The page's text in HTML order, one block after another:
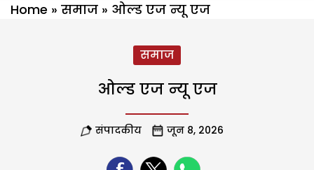
Home » समाज » ओल्ड एज न्यू एज
समाज
ओल्ड एज न्यू एज
संपादकीय जून 8, 2026